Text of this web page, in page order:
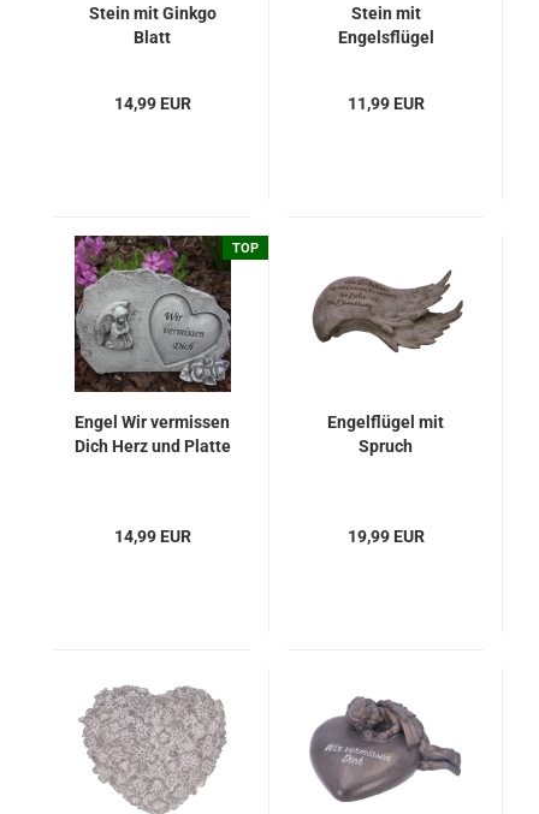
Stein mit Ginkgo
Blatt
14,99 EUR
Stein mit
Engelsflügel
11,99 EUR
TOP
Engel Wir vermissen
Dich Herz und Platte
14,99 EUR
Engelflügel mit
Spruch
19,99 EUR